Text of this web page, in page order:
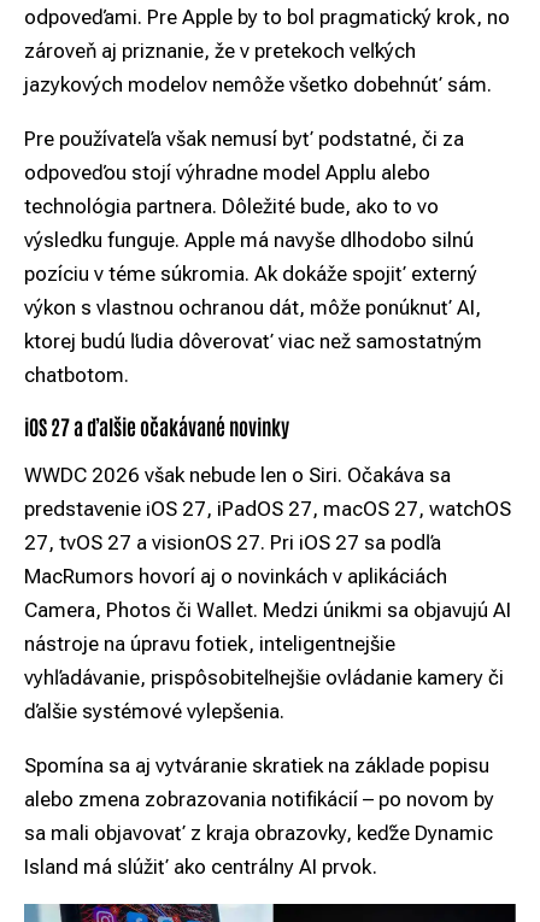
odpoveďami. Pre Apple by to bol pragmatický krok, no
zároveň aj priznanie, že v pretekoch veľkých
jazykových modelov nemôže všetko dobehnúť sám.
Pre používateľa však nemusí byť podstatné, či za
odpoveďou stojí výhradne model Applu alebo
technológia partnera. Dôležité bude, ako to vo
výsledku funguje. Apple má navyše dlhodobo silnú
pozíciu v téme súkromia. Ak dokáže spojiť externý
výkon s vlastnou ochranou dát, môže ponúknuť AI,
ktorej budú ľudia dôverovať viac než samostatným
chatbotom.
iOS 27 a ďalšie očakávané novinky
WWDC 2026 však nebude len o Siri. Očakáva sa
predstavenie iOS 27, iPadOS 27, macOS 27, watchOS
27, tvOS 27 a visionOS 27. Pri iOS 27 sa podľa
MacRumors hovorí aj o novinkách v aplikáciách
Camera, Photos či Wallet. Medzi únikmi sa objavujú AI
nástroje na úpravu fotiek, inteligentnejšie
vyhľadávanie, prispôsobiteľnejšie ovládanie kamery či
ďalšie systémové vylepšenia.
Spomína sa aj vytváranie skratiek na základe popisu
alebo zmena zobrazovania notifikácií – po novom by
sa mali objavovať z kraja obrazovky, keďže Dynamic
Island má slúžiť ako centrálny AI prvok.